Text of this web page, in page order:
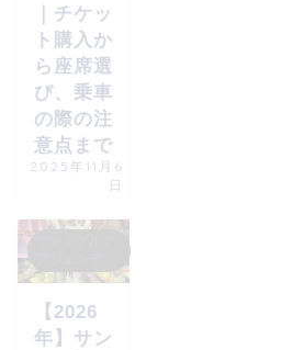
｜チケッ
ト購入か
ら座席選
び、乗車
の際の注
意点まで
2025年11月6
日
【2026
年】サン